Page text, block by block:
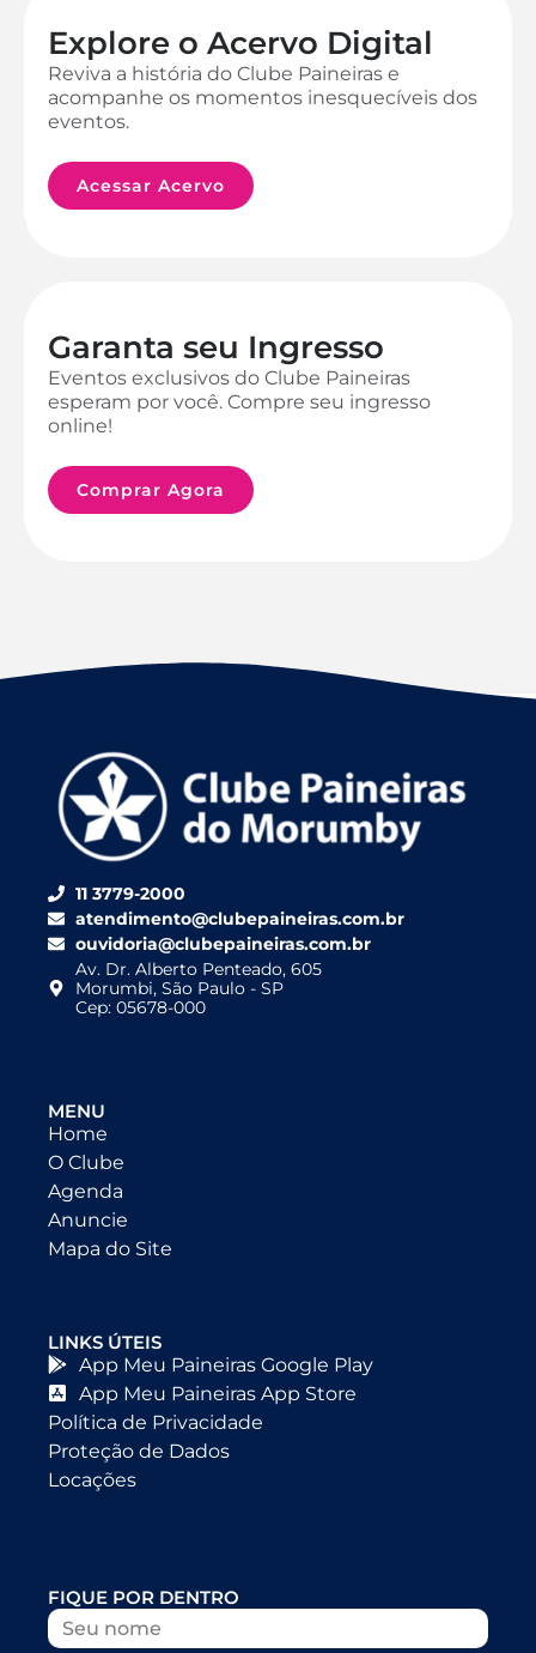
Explore o Acervo Digital
Reviva a história do Clube Paineiras e
acompanhe os momentos inesquecíveis dos
eventos.
Acessar Acervo
Garanta seu Ingresso
Eventos exclusivos do Clube Paineiras
esperam por você. Compre seu ingresso
online!
Comprar Agora
11 3779-2000
atendimento@clubepaineiras.com.br
ouvidoria@clubepaineiras.com.br
Av. Dr. Alberto Penteado, 605
Morumbi, São Paulo - SP
Cep: 05678-000
MENU
Home
O Clube
Agenda
Anuncie
Mapa do Site
LINKS ÚTEIS
App Meu Paineiras Google Play
App Meu Paineiras App Store
Política de Privacidade
Proteção de Dados
Locações
FIQUE POR DENTRO